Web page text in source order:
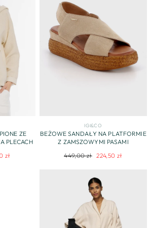
ZE
PLECACH
zł
IGI&CO
BEŻOWE SANDAŁY NA PLATFORMIE
Z ZAMSZOWYMI PASAMI
Regularna
449,00 zł Cena
224,50 zł